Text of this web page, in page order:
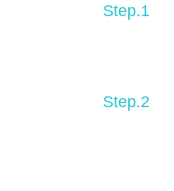
Step.1
Step.2